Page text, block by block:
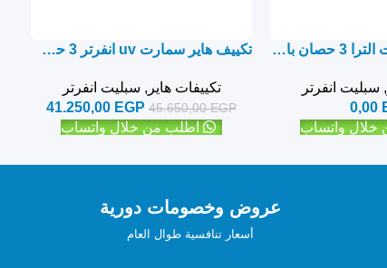
تكييف هاير سمارت الترا 3 حصان بارد ساخن – سبليت
, سبليت انفرتر
0,00
واتساب
تكييف هاير سمارت uv انفرتر 3 حصان بارد ساخن – سبليت
تكييفات هاير , سبليت انفرتر
45.650,00EGP
41.250,00 EGP
اطلب من خلال واتساب
عروض وخصومات دورية
أسعار تنافسية طوال العام